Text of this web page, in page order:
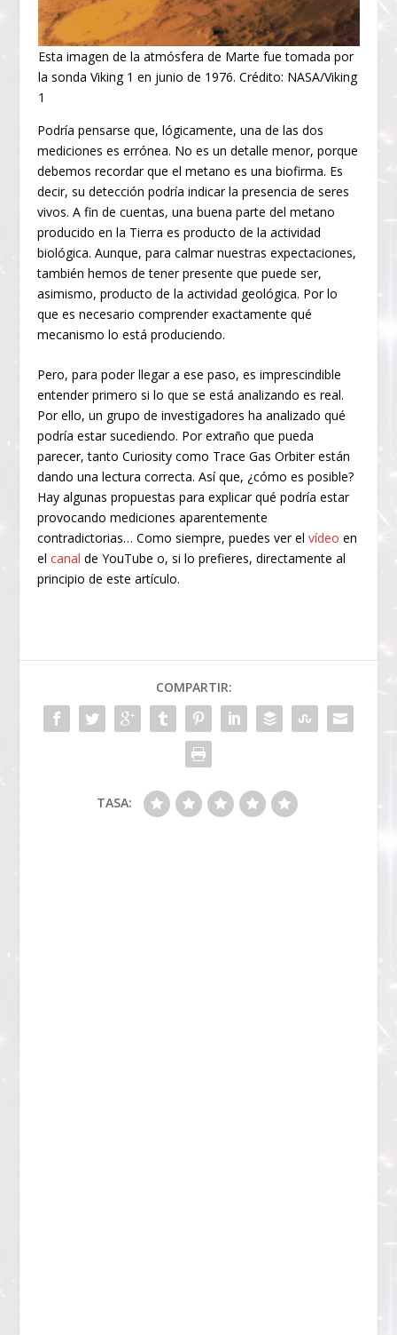
Esta imagen de la atmósfera de Marte fue tomada por
la sonda Viking 1 en junio de 1976. Crédito: NASA/Viking
1
Podría pensarse que, lógicamente, una de las dos
mediciones es errónea. No es un detalle menor, porque
debemos recordar que el metano es una biofirma. Es
decir, su detección podría indicar la presencia de seres
vivos. A fin de cuentas, una buena parte del metano
producido en la Tierra es producto de la actividad
biológica. Aunque, para calmar nuestras expectaciones,
también hemos de tener presente que puede ser,
asimismo, producto de la actividad geológica. Por lo
que es necesario comprender exactamente qué
mecanismo lo está produciendo.
Pero, para poder llegar a ese paso, es imprescindible
entender primero si lo que se está analizando es real.
Por ello, un grupo de investigadores ha analizado qué
podría estar sucediendo. Por extraño que pueda
parecer, tanto Curiosity como Trace Gas Orbiter están
dando una lectura correcta. Así que, ¿cómo es posible?
Hay algunas propuestas para explicar qué podría estar
provocando mediciones aparentemente
contradictorias… Como siempre, puedes ver elvídeo en
elcanal de YouTube o, si lo prefieres, directamente al
principio de este artículo.
COMPARTIR:
TASA: